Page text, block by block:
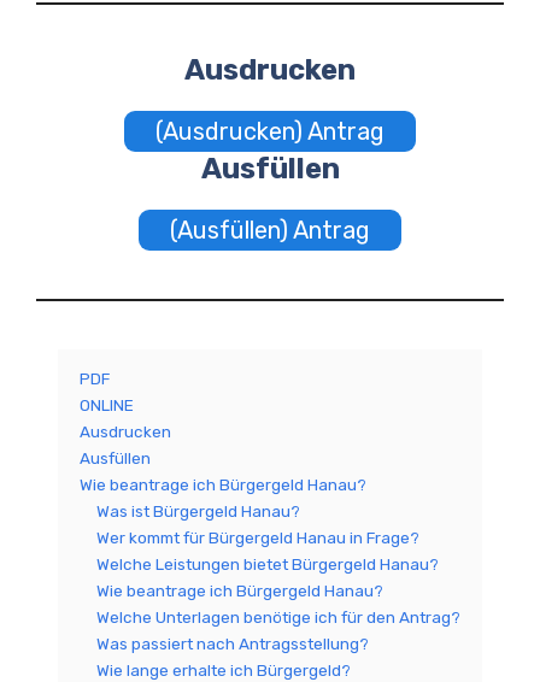
Ausdrucken
(Ausdrucken) Antrag
Ausfüllen
(Ausfüllen) Antrag
PDF
ONLINE
Ausdrucken
Ausfüllen
Wie beantrage ich Bürgergeld Hanau?
Was ist Bürgergeld Hanau?
Wer kommt für Bürgergeld Hanau in Frage?
Welche Leistungen bietet Bürgergeld Hanau?
Wie beantrage ich Bürgergeld Hanau?
Welche Unterlagen benötige ich für den Antrag?
Was passiert nach Antragsstellung?
Wie lange erhalte ich Bürgergeld?